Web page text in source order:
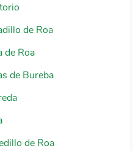
de Roa
de Roa
de Bureba
de Roa